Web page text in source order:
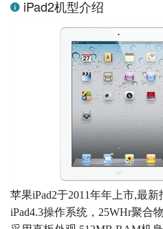
iPad2机型介绍
苹果iPad2于2011年年上市,最
iPad4.3操作系统，25WHr聚合